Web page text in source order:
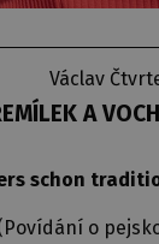
Václav
A
schon
o